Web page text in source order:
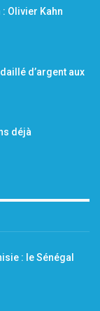
Olivier Kahn
d’argent aux
déjà
: le Sénégal